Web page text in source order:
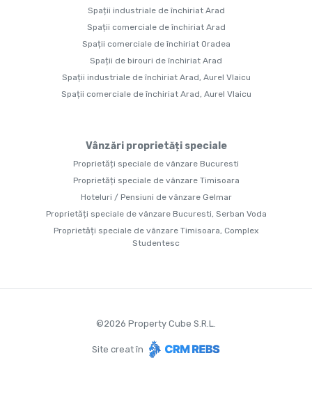
Spații industriale de închiriat Arad
Spații comerciale de închiriat Arad
Spații comerciale de închiriat Oradea
Spații de birouri de închiriat Arad
Spații industriale de închiriat Arad, Aurel Vlaicu
Spații comerciale de închiriat Arad, Aurel Vlaicu
Vânzări proprietăți speciale
Proprietăți speciale de vânzare Bucuresti
Proprietăți speciale de vânzare Timisoara
Hoteluri / Pensiuni de vânzare Gelmar
Proprietăți speciale de vânzare Bucuresti, Serban Voda
Proprietăți speciale de vânzare Timisoara, Complex
Studentesc
©2026 Property Cube S.R.L.
Site creat în